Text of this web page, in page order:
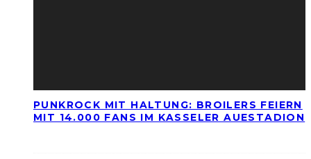
PUNKROCK MIT HALTUNG: BROILERS FEIERN
MIT 14.000 FANS IM KASSELER AUESTADION